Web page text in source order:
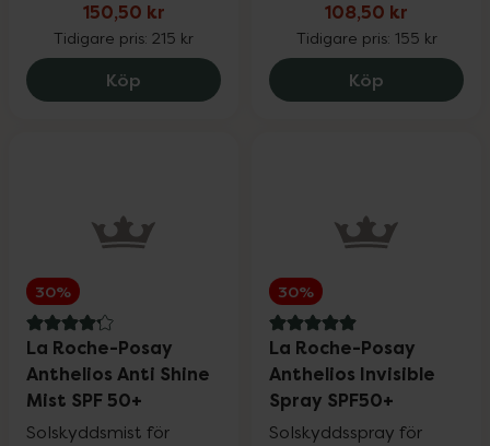
150,50 kr
Tidigare pris: 215 kr
Köp Eucerin Sun Sensitive Protect Body
108,50 kr
Tidigare pris: 155 kr
Köp NIVEA
30%
4.2 av 5 i omdöme
La Roche-Posay
Anthelios Anti Shine
Mist SPF 50+
Solskyddsmist för
30%
5 av 5 i omdöme
La Roche-Posay
Anthelios Invisible
Spray SPF50+
Solskyddsspray för